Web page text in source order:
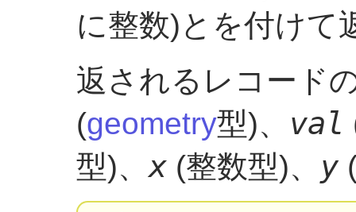
に整数)とを付けて
返されるレコード
(geometry型)、 val
型)、 x (整数型)、 y